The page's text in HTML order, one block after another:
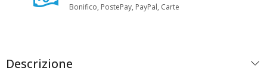
Bonifico, PostePay, PayPal, Carte
Descrizione